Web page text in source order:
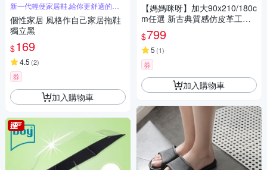
新一代輕便家居鞋,給你更舒適的個
性家居
個性家居 風格作自己家居拖鞋
獨立黑
$169
4.5 (2)
券
加入購物車
【媽媽咪呀】加大90x210/180c
m任選 新古典質感仿皮革工業
風防水防貓抓沙發墊(沙發套 坐
墊 保潔墊)
$799
5 (1)
券
加入購物車